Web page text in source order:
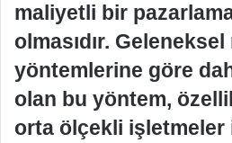
maliyetli bir
olmasıdır.
yöntemlerine göre
olan bu yöntem,
orta ölçekli işletmeler